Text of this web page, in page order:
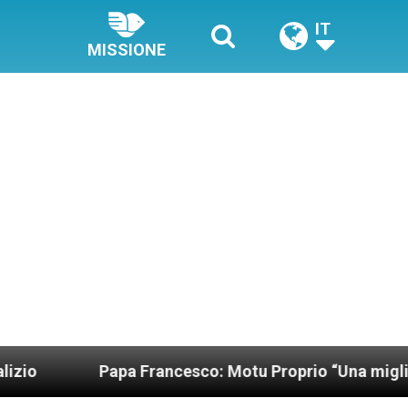
MISSIONE
IT
Papa Francesco: Motu Proprio “Una migliore